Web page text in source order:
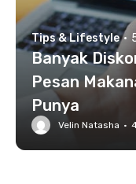
Tips & Lifestyle ·
Banyak
Pesan
Punya
Velin Natasha ·